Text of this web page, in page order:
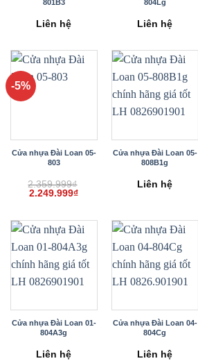
801B3
Liên hệ
804Lg
Liên hệ
-5%
Cửa nhựa Đài Loan 05-
803
2.359.999₫
Giá
2.359.999₫.
2.249.999₫Giá
là:
2.249.999₫.
Cửa nhựa Đài Loan 05-
808B1g
Liên hệ
Cửa nhựa Đài Loan 01-
804A3g
Liên hệ
Cửa nhựa Đài Loan 04-
804Cg
Liên hệ